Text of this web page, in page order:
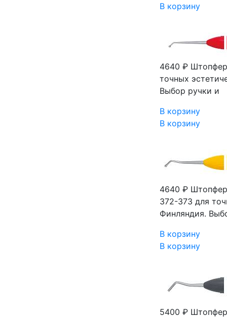
В корзину
4640 ₽
точных
Выбор ручки и
В корзину
В корзину
4640 ₽
372-373 для
Финляндия.
В корзину
В корзину
5400 ₽